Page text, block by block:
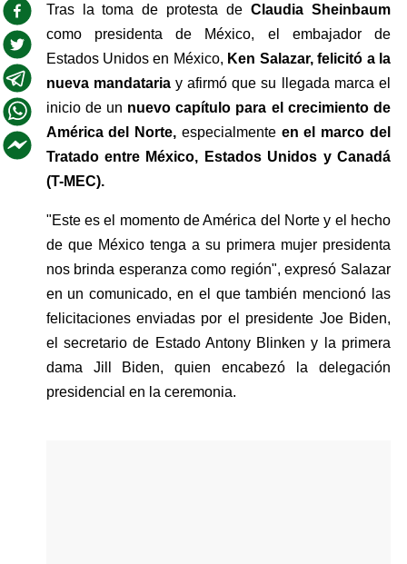
Tras la toma de protesta de
como presidenta de México, el embajador de
Estados Unidos en México, Ken Salazar, felicitó a la
nueva mandataria y afirmó que su llegada marca el
inicio de un nuevo capítulo para el crecimiento de
América del Norte, especialmente en el marco del
Tratado entre México, Estados Unidos y Canadá
(T-MEC).
"Este es el momento de América del Norte y el hecho
de que México tenga a su primera mujer presidenta
nos brinda esperanza como región", expresó Salazar
en un comunicado, en el que también mencionó las
felicitaciones enviadas por el presidente Joe Biden,
el secretario de Estado Antony Blinken y la primera
dama Jill Biden, quien encabezó la delegación
presidencial en la ceremonia.